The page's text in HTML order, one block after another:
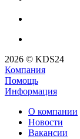
2026 © KDS24
Компания
Помощь
Информация
О компании
Новости
Вакансии